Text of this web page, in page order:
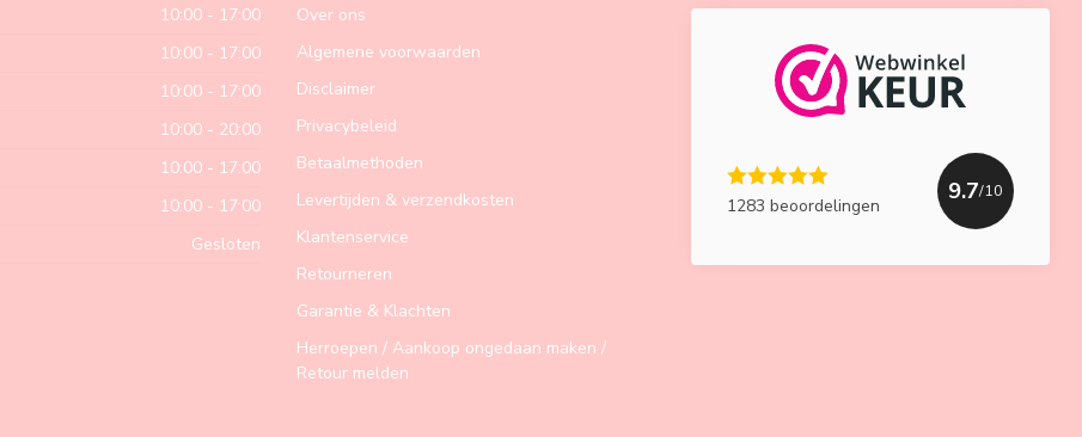
10:00 - 17:00
10:00 - 17:00
10:00 - 17:00
10:00 - 20:00
10:00 - 17:00
10:00 - 17:00
Gesloten
Over ons
Algemene voorwaarden
Disclaimer
Privacybeleid
Betaalmethoden
Levertijden & verzendkosten
Klantenservice
Retourneren
Garantie & Klachten
Herroepen / Aankoop ongedaan maken /
Retour melden
1283 beoordelingen
9.7/10